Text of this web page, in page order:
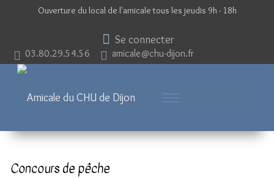
Ouverture du local de l'amicale tous les jeudis 9h - 18h
Se connecter
03.80.29.54.56 amicale@chu-dijon.fr
Concours de pêche